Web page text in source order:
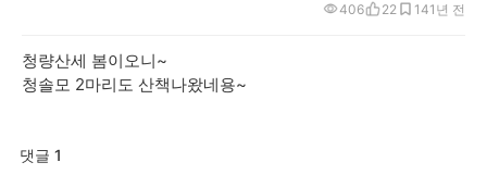
1년 전
406 22 14
청량산세 봄이오니~
청솔모 2마리도 산책나왔네용~
댓글 1